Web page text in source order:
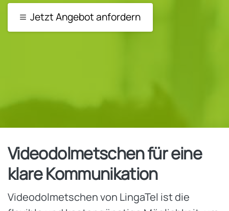
Jetzt Angebot anfordern
Videodolmetschen für eine
klare Kommunikation
Videodolmetschen von LingaTel ist die